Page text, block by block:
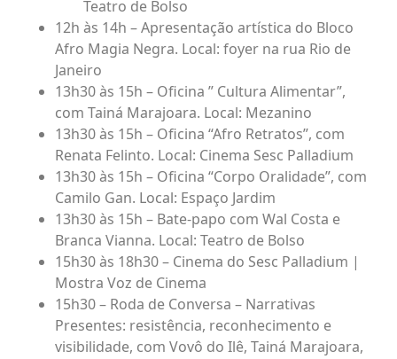
Teatro de Bolso
12h às 14h – Apresentação artística do Bloco
Afro Magia Negra. Local: foyer na rua Rio de
Janeiro
13h30 às 15h – Oficina ” Cultura Alimentar”,
com Tainá Marajoara. Local: Mezanino
13h30 às 15h – Oficina “Afro Retratos”, com
Renata Felinto. Local: Cinema Sesc Palladium
13h30 às 15h – Oficina “Corpo Oralidade”, com
Camilo Gan. Local: Espaço Jardim
13h30 às 15h – Bate-papo com Wal Costa e
Branca Vianna. Local: Teatro de Bolso
15h30 às 18h30 – Cinema do Sesc Palladium |
Mostra Voz de Cinema
15h30 – Roda de Conversa – Narrativas
Presentes: resistência, reconhecimento e
visibilidade, com Vovô do Ilê, Tainá Marajoara,